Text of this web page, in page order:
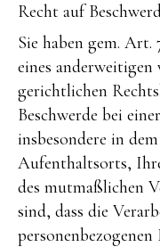
Recht auf
Sie haben gem. Art.
eines
gerichtlichen
Beschwerde bei
insbesondere in
Aufenthaltsorts,
des mutmaßlichen
sind, dass die